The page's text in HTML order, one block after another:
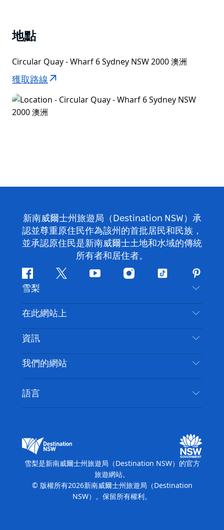
地點
Circular Quay - Wharf 6 Sydney NSW 2000 澳洲
獲取路線
新南威爾士州旅遊局（Destination NSW）承
認並尊重原住民作為該州的首批居民和民族，
並承認原住民是新南威爾士土地和水域的傳統
所有者和居住者。
Facebook嘰
喳
喳
Youtube Instagram
抖
雪梨
聯絡我們
免責聲明
隱私
Cookie 通知
在此網站上
目的地
要做的事情
新南威爾士州公路旅行
活動
住宿
資訊
旅行資訊
無障礙雪梨
列出您的業務
我們的網站
新南威爾士州旅遊局（Destination NSW）媒體中
心
繽紛雪梨燈光音樂節
語言
雪梨是新南威爾士州旅遊局（Destination NSW）的官方
旅遊網站。
© 版權所有2026新南威爾士州旅遊局（Destination
NSW）。保留所有權利。